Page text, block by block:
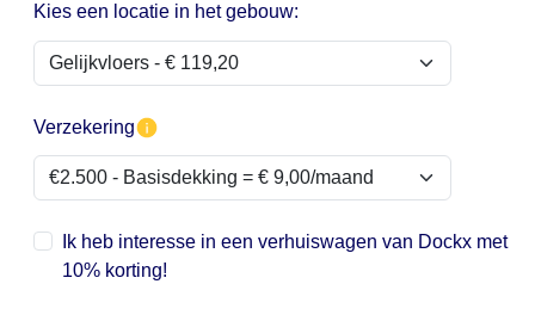
Kies een locatie in het gebouw:
Verzekering
Ik heb interesse in een verhuiswagen van Dockx met
10% korting!